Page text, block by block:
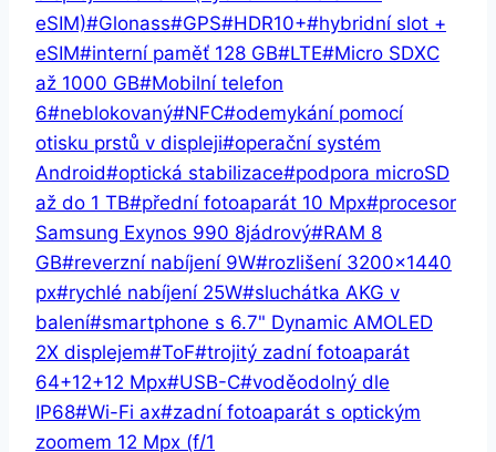
eSIM)#Glonass#GPS#HDR10+#hybridní slot +
eSIM#interní paměť 128 GB#LTE#Micro SDXC
až 1000 GB#Mobilní telefon
6#neblokovaný#NFC#odemykání pomocí
otisku prstů v displeji#operační systém
Android#optická stabilizace#podpora microSD
až do 1 TB#přední fotoaparát 10 Mpx#procesor
Samsung Exynos 990 8jádrový#RAM 8
GB#reverzní nabíjení 9W#rozlišení 3200×1440
px#rychlé nabíjení 25W#sluchátka AKG v
balení#smartphone s 6.7" Dynamic AMOLED
2X displejem#ToF#trojitý zadní fotoaparát
64+12+12 Mpx#USB-C#voděodolný dle
IP68#Wi-Fi ax#zadní fotoaparát s optickým
zoomem 12 Mpx (f/1